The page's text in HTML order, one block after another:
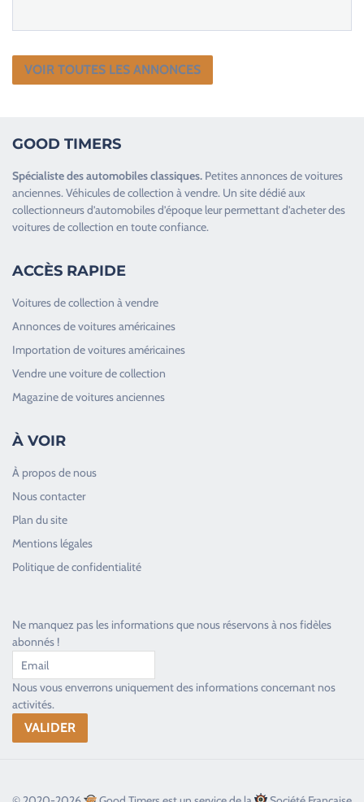
VOIR TOUTES LES ANNONCES
GOOD TIMERS
Spécialiste desautomobiles classiques. Petites annonces devoitures
anciennes.Véhicules de collection à vendre. Un site dédié aux
collectionneurs d’automobiles d’époque leur permettant d’acheter des
voitures de collection en toute confiance.
ACCÈS RAPIDE
Voitures de collection à vendre
Annonces de voitures américaines
Importation de voitures américaines
Vendre une voiture de collection
Magazine de voitures anciennes
À VOIR
À propos de nous
Nous contacter
Plan du site
Mentions légales
Politique de confidentialité
Ne manquez pas les informations que nous réservons à nos fidèles
abonnés !
Nous vous enverrons uniquement des informations concernant nos
activités.
Toujours heureux d'aider les passionnés